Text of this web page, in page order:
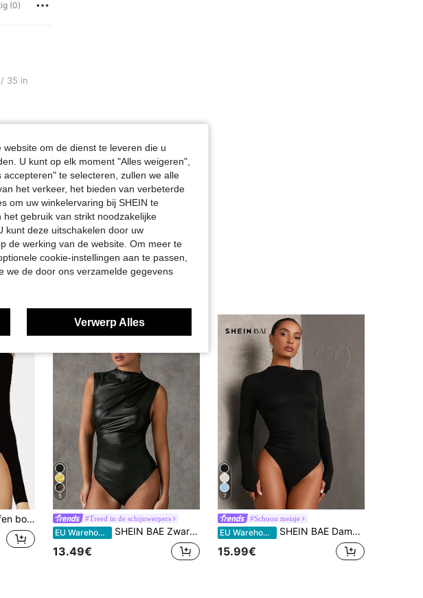
(0)
27 in, Heupen: 100 cm / 39 in, Kleur: Zwart, Maat: S
35 in
(0)
mouwen en col
5
#Treed in de schijnwerpers
EU Warehouse SHEIN BAE Zwarte PU leren mouwloze open schouder gerimpelde body's, herfst, Halloween
13.49€
7
#Schoon meisje
EU Warehouse SHEIN BAE Dames Zwart Effen Kleur Comfortabel Gebreid Lange Mouw Minimalistisch Gerimpeld Slim Fit Bodysuit, Casual & Veelzijdig Dagelijks Draagbaar
15.99€
om de dienst te leveren die u
U kunt op elk moment "Alles weigeren",
te selecteren, zullen we alle
het verkeer, het bieden van verbeterde
om uw winkelervaring bij SHEIN te
gebruik van strikt noodzakelijke
kunt deze uitschakelen door uw
de werking van de website. Om meer te
cookie-instellingen aan te passen,
we de door ons verzamelde gegevens
Verwerp Alles